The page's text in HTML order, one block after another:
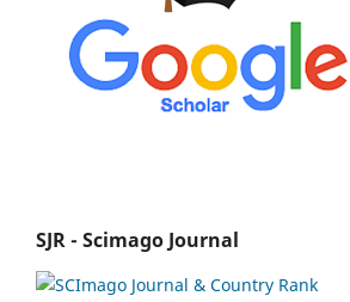
SJR - Scimago Journal